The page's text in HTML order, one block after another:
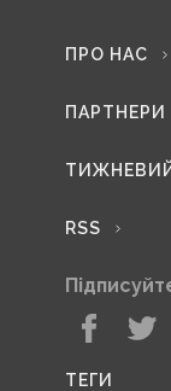
ПРО НАС
ПАРТНЕРИ
RSS
ТЕГИ